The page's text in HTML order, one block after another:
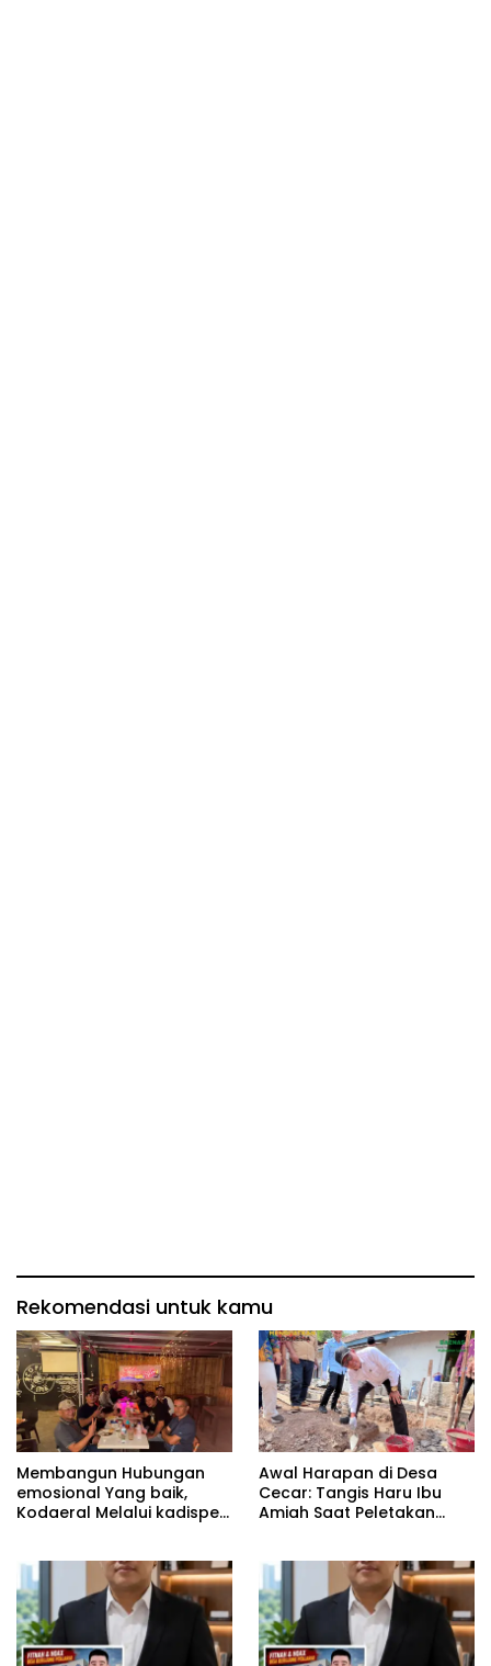
Rekomendasi untuk kamu
Membangun Hubungan
emosional Yang baik,
Kodaeral Melalui kadispen
tidak harus resmi Dengan
suasana Santai lebih
Dekat Dan Harmonis.
Awal Harapan di Desa
Cecar: Tangis Haru Ibu
Amiah Saat Peletakan